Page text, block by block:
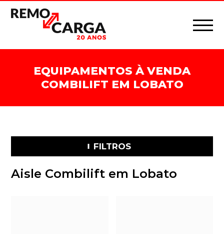
EQUIPAMENTOS À VENDA
COMBILIFT EM LOBATO
FILTROS
Aisle Combilift em Lobato